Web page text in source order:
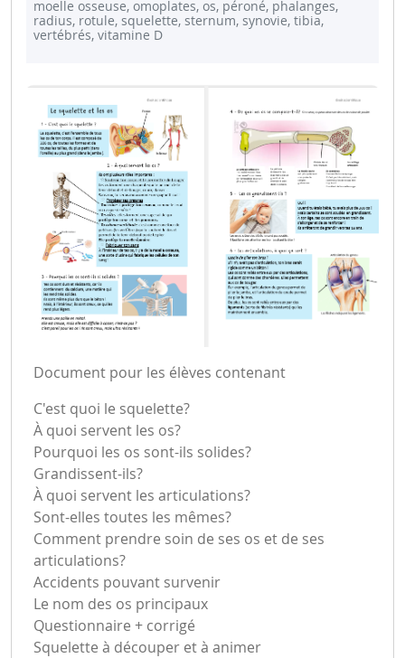
moelle osseuse, omoplates, os, péroné, phalanges,
radius, rotule, squelette, sternum, synovie, tibia,
vertébrés, vitamine D
Document pour les élèves contenant
C'est quoi le squelette?
À quoi servent les os?
Pourquoi les os sont-ils solides?
Grandissent-ils?
À quoi servent les articulations?
Sont-elles toutes les mêmes?
Comment prendre soin de ses os et de ses
articulations?
Accidents pouvant survenir
Le nom des os principaux
Questionnaire + corrigé
Squelette à découper et à animer